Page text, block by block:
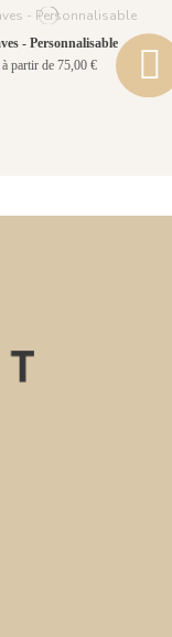
- Personnalisable
à partir de 75,00 €